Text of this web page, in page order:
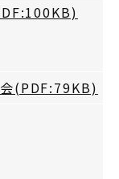
(PDF:79KB)